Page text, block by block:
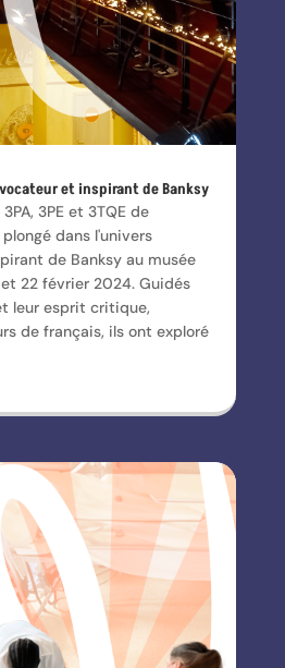
et inspirant de Banksy
3PE et 3TQE de
dans l'univers
de Banksy au musée
22 février 2024. Guidés
leur esprit critique,
de français, ils ont exploré